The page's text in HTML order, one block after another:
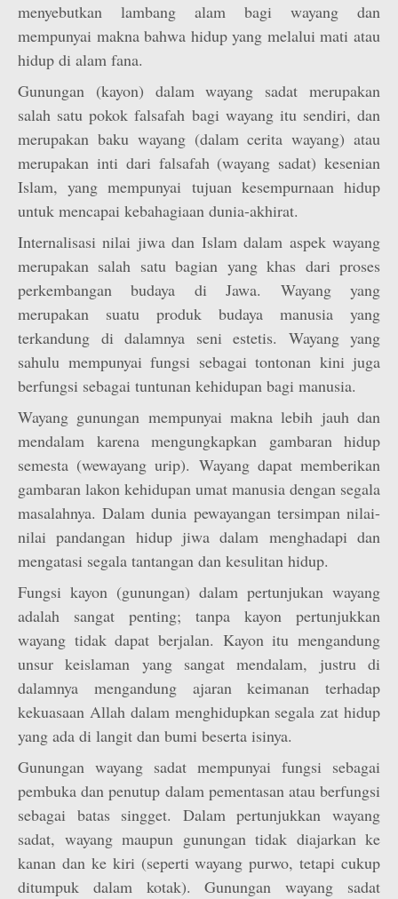
menyebutkan lambang alam bagi wayang dan
mempunyai makna bahwa hidup yang melalui mati atau
hidup di alam fana.
Gunungan (kayon) dalam wayang sadat merupakan
salah satu pokok falsafah bagi wayang itu sendiri, dan
merupakan baku wayang (dalam cerita wayang) atau
merupakan inti dari falsafah (wayang sadat) kesenian
Islam, yang mempunyai tujuan kesempurnaan hidup
untuk mencapai kebahagiaan dunia-akhirat.
Internalisasi nilai jiwa dan Islam dalam aspek wayang
merupakan salah satu bagian yang khas dari proses
perkembangan budaya di Jawa. Wayang yang
merupakan suatu produk budaya manusia yang
terkandung di dalamnya seni estetis. Wayang yang
sahulu mempunyai fungsi sebagai tontonan kini juga
berfungsi sebagai tuntunan kehidupan bagi manusia.
Wayang gunungan mempunyai makna lebih jauh dan
mendalam karena mengungkapkan gambaran hidup
semesta (wewayang urip). Wayang dapat memberikan
gambaran lakon kehidupan umat manusia dengan segala
masalahnya. Dalam dunia pewayangan tersimpan nilai-
nilai pandangan hidup jiwa dalam menghadapi dan
mengatasi segala tantangan dan kesulitan hidup.
Fungsi kayon (gunungan) dalam pertunjukan wayang
adalah sangat penting; tanpa kayon pertunjukkan
wayang tidak dapat berjalan. Kayon itu mengandung
unsur keislaman yang sangat mendalam, justru di
dalamnya mengandung ajaran keimanan terhadap
kekuasaan Allah dalam menghidupkan segala zat hidup
yang ada di langit dan bumi beserta isinya.
Gunungan wayang sadat mempunyai fungsi sebagai
pembuka dan penutup dalam pementasan atau berfungsi
sebagai batas singget. Dalam pertunjukkan wayang
sadat, wayang maupun gunungan tidak diajarkan ke
kanan dan ke kiri (seperti wayang purwo, tetapi cukup
ditumpuk dalam kotak). Gunungan wayang sadat